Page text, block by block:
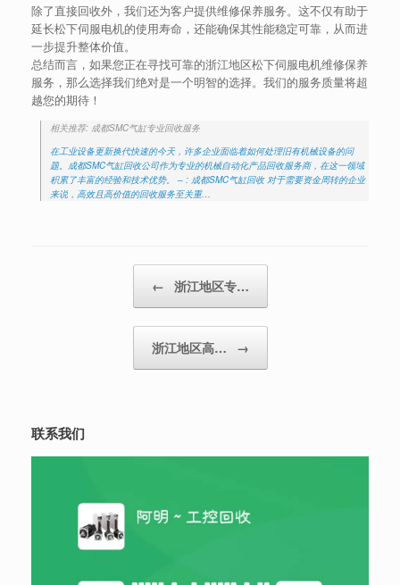
除了直接回收外，我们还为客户提供维修保养服务。这不仅有助于
延长松下伺服电机的使用寿命，还能确保其性能稳定可靠，从而进
一步提升整体价值。
总结而言，如果您正在寻找可靠的浙江地区松下伺服电机维修保养
服务，那么选择我们绝对是一个明智的选择。我们的服务质量将超
越您的期待！
相关推荐: 成都SMC气缸专业回收服务
在工业设备更新换代快速的今天，许多企业面临着如何处理旧有机械设备的问
题。成都SMC气缸回收公司作为专业的机械自动化产品回收服务商，在这一领域
积累了丰富的经验和技术优势。 – : 成都SMC气缸回收 对于需要资金周转的企业
来说，高效且高价值的回收服务至关重…
← 浙江地区专…
浙江地区高… →
联系我们